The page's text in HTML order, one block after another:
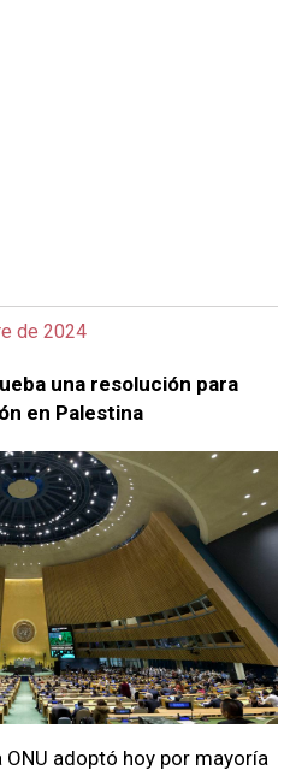
de 2024
una resolución para
en Palestina
ONU adoptó hoy por mayoría